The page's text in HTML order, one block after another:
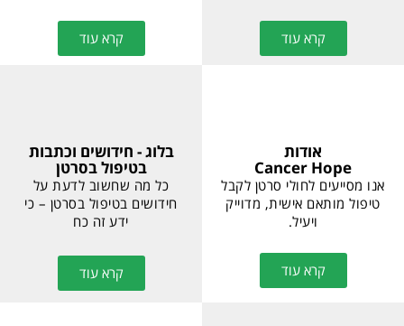
קרא עוד קרא עוד
אודות
Cancer Hope
אנו מסייעים לחולי סרטן לקבל
טיפול מותאם אישית, מדוייק
ויעיל.
קרא עוד
בלוג - חידושים וכתבות
בטיפול בסרטן
כל מה שחשוב לדעת על
חידושים בטיפול בסרטן – כי
ידע זה כח
קרא עוד